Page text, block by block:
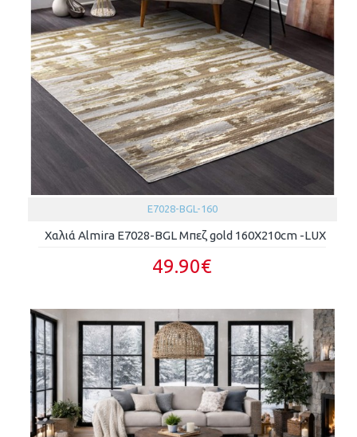
E7028-BGL-160
Χαλιά Almira E7028-BGL Μπεζ gold 160X210cm -LUX
49.90€